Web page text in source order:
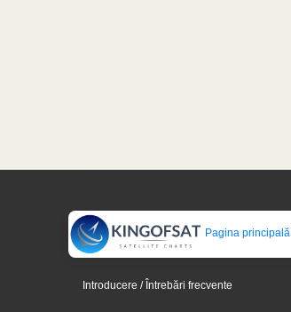
Pagina principală
Introducere / Întrebări frecvente